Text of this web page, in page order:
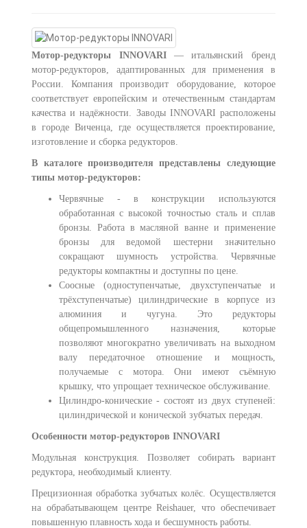
Мотор-редукторы INNOVARI— итальянский бренд
мотор-редукторов, адаптированных для применения в
России. Компания производит оборудование, которое
соответствует европейским и отечественным стандартам
качества и надёжности. Заводы INNOVARI расположены
в городе Виченца, где осуществляется проектирование,
изготовление и сборка редукторов.
В каталоге производителя представлены следующие
типы мотор-редукторов:
Червячные - в конструкции используются
обработанная с высокой точностью сталь и сплав
бронзы. Работа в масляной ванне и применение
бронзы для ведомой шестерни значительно
сокращают шумность устройства. Червячные
редукторы компактны и доступны по цене.
Соосные (одноступенчатые, двухступенчатые и
трёхступенчатые) цилиндрические в корпусе из
алюминия и чугуна. Это редукторы
общепромышленного назначения, которые
позволяют многократно увеличивать на выходном
валу передаточное отношение и мощность,
получаемые с мотора. Они имеют съёмную
крышку, что упрощает техническое обслуживание.
Цилиндро-конические - состоят из двух ступеней:
цилиндрической и конической зубчатых передач.
Особенности мотор-редукторов INNOVARI
Модульная конструкция. Позволяет собирать вариант
редуктора, необходимый клиенту.
Прецизионная обработка зубчатых колёс. Осуществляется
на обрабатывающем центре Reishauer, что обеспечивает
повышенную плавность хода и бесшумность работы.